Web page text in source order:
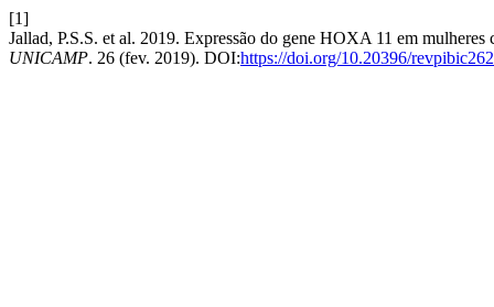
[1]
Jallad, P.S.S. et al. 2019. Expressão do gene HOXA 11 em
UNICAMP. 26 (fev. 2019). DOI:https://doi.org/10.20396/